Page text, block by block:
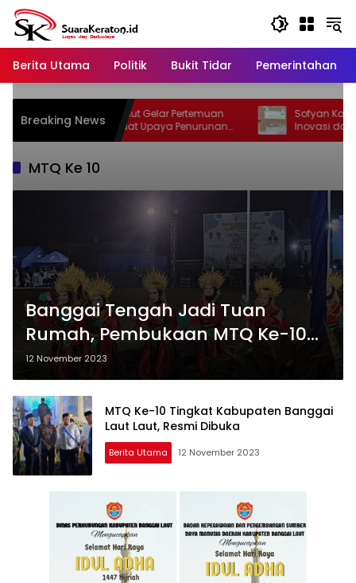
Langsung
konten
Berita Utama
Politik Bukit Tidar Pemerintahan
Breaking News
Dinkes Banggai Laut Gelar Pertemuan
Lintas Sektor Perkuat Upaya Penurunan
Stunting di Banggai Laut
Sofyan Kaepa:
Inovasi dan
MTQ Ke 10
Banggai Tengah Jadi Tuan
Rumah, Pembukaan MTQ Ke-10
Dibuka dengan Tarian Ahlan Wa
Sahlan
12 November 2023
MTQ Ke-10 Tingkat Kabupaten Banggai
Laut Laut, Resmi Dibuka
Berita Utama 12 November 2023